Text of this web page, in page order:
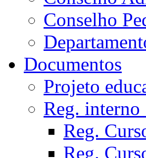
Conselho
Documentos
Projeto
Reg. interno
Reg.
Reg.